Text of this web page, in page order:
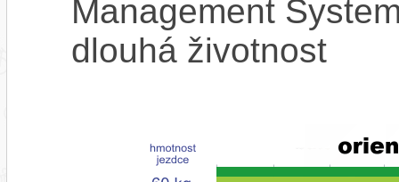
Management
dlouhá životnost